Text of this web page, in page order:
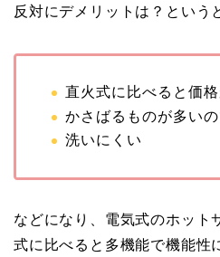
反対にデメリットは？という
直火式に比べると価
かさばるものが多い
洗いにくい
などになり、電気式のホット
式に比べると多機能で機能性